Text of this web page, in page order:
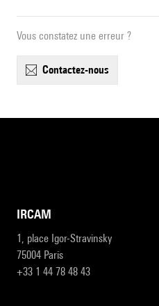
Vous constatez une erreur ?
contactez-nous
IRCAM
1, place Igor-Stravinsky
75004 Paris
+33 1 44 78 48 43